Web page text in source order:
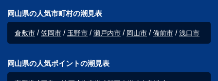
岡山県の人気市町村の潮見表
倉敷市 笠岡市 玉野市 瀬戸内市 岡山市 備前市 浅口市
岡山県の人気ポイントの潮見表